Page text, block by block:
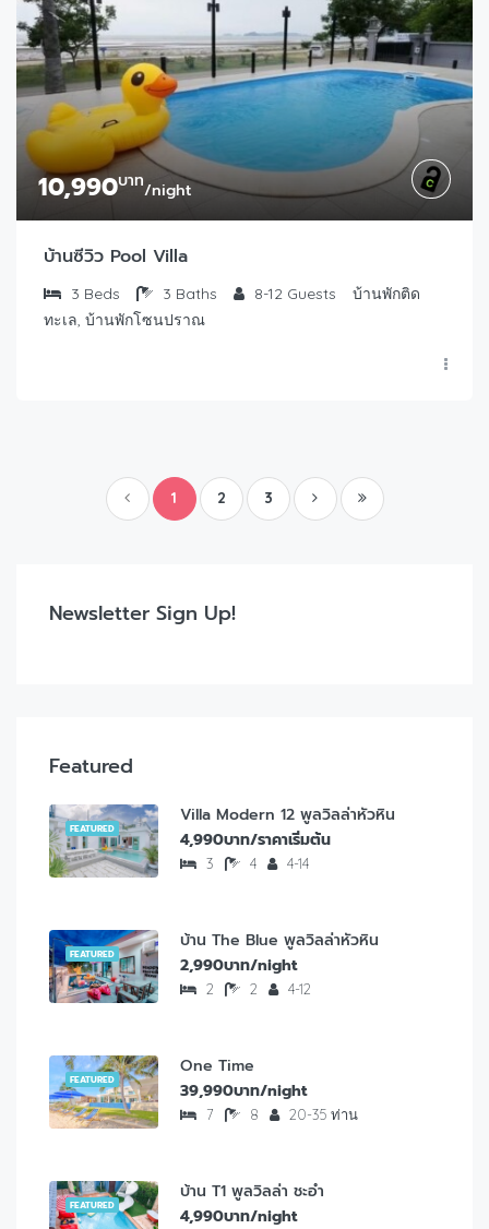
10,990บาท/night
บ้านซีวิว Pool Villa
3 Beds 3 Baths 8-12 Guests
บ้านพักติด
ทะเล, บ้านพักโซนปราณ
1 2 3
Newsletter Sign Up!
Featured
FEATURED
Villa Modern 12 พูลวิลล่าหัวหิน
4,990บาท/ราคาเริ่มต้น
3 4 4-14
FEATURED
บ้าน The Blue พูลวิลล่าหัวหิน
2,990บาท/night
2 2 4-12
FEATURED
One Time
39,990บาท/night
7 8 20-35 ท่าน
FEATURED
บ้าน T1 พูลวิลล่า ชะอำ
4,990บาท/night